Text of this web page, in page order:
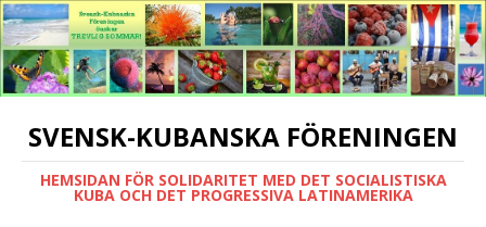
SVENSK-KUBANSKA FÖRENINGEN
HEMSIDAN FÖR SOLIDARITET MED DET SOCIALISTISKA
KUBA OCH DET PROGRESSIVA LATINAMERIKA